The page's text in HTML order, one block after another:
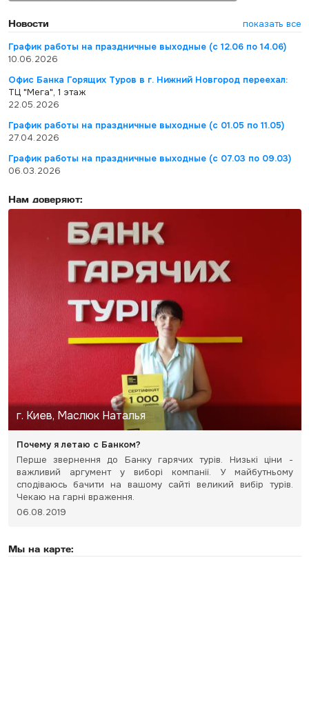
Новости
показать все
График работы на праздничные выходные (с 12.06 по 14.06)
10.06.2026
Офис Банка Горящих Туров в г. Нижний Новгород переехал:
ТЦ "Мега", 1 этаж
22.05.2026
График работы на праздничные выходные (с 01.05 по 11.05)
27.04.2026
График работы на праздничные выходные (с 07.03 по 09.03)
06.03.2026
Нам доверяют:
г. Киев, Маслюк Наталья
Почему я летаю с Банком?
Перше звернення до Банку гарячих турів. Низькі ціни -
важливий аргумент у виборі компанії. У майбутньому
сподіваюсь бачити на вашому сайті великий вибір турів.
Чекаю на гарні враження.
06.08.2019
Мы на карте: